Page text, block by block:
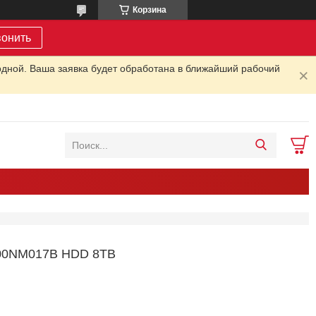
Корзина
Ваша заявка будет обработана в ближайший рабочий
HDD 8TB